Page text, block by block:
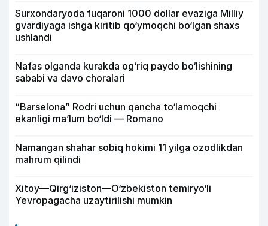
Surxondaryoda fuqaroni 1000 dollar evaziga Milliy
gvardiyaga ishga kiritib qo‘ymoqchi bo‘lgan shaxs
ushlandi
Nafas olganda kurakda og‘riq paydo bo‘lishining
sababi va davo choralari
“Barselona” Rodri uchun qancha to‘lamoqchi
ekanligi ma’lum bo‘ldi — Romano
Namangan shahar sobiq hokimi 11 yilga ozodlikdan
mahrum qilindi
Xitoy—Qirg‘iziston—O‘zbekiston temiryo‘li
Yevropagacha uzaytirilishi mumkin